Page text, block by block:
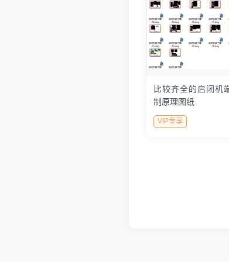
比较齐全的启闭机
制原理图纸
VIP专享